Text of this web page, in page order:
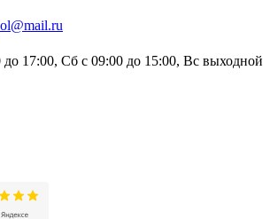
17:00, Сб с 09:00 до 15:00, Вс выходной